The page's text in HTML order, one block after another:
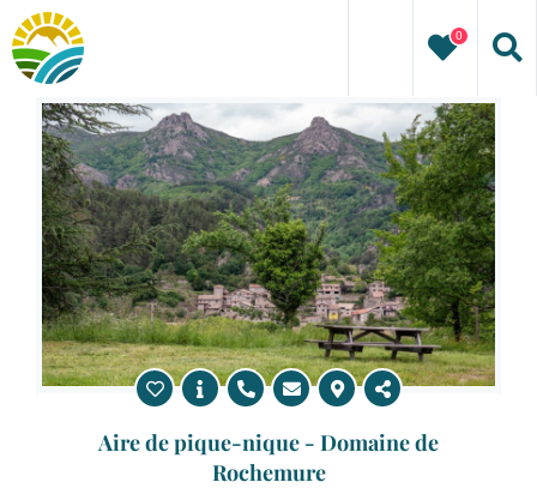
Passer
au
contenu
0
Aire de pique-nique - Domaine de
Rochemure